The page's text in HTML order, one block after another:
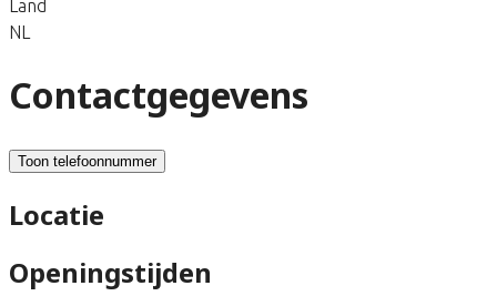
Land
NL
Contactgegevens
Toon telefoonnummer
Locatie
Openingstijden